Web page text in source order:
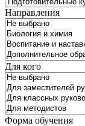
Направления
Для кого
Форма обучения